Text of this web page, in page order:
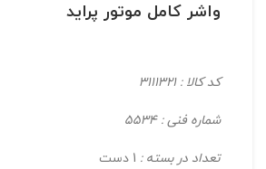
واشر کامل موتور پراید
کد کالا : 3111321
شماره فنی : 5534
تعداد در بسته :